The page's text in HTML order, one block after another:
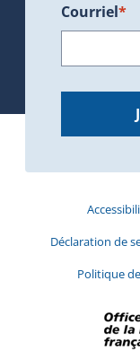
Courriel*
Déclaration de
Politique